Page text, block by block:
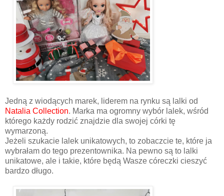
Jedną z wiodących marek, liderem na rynku są lalki od
Natalia Collection. Marka ma ogromny wybór lalek, wśród
którego każdy rodzić znajdzie dla swojej córki tę
wymarzoną.
Jeżeli szukacie lalek unikatowych, to zobaczcie te, które ja
wybrałam do tego prezentownika. Na pewno są to lalki
unikatowe, ale i takie, które będą Wasze córeczki cieszyć
bardzo długo.